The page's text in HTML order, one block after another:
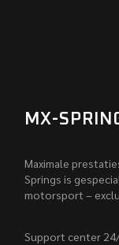
MX-
Maximale
Springs is
motorsport –
Support center